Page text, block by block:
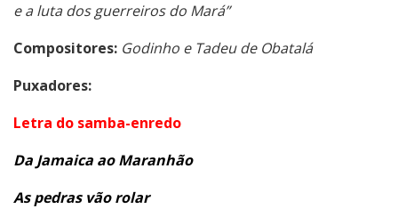
e a luta dos guerreiros do Mará”
Compositores: Godinho e Tadeu de Obatalá
Puxadores:
Letra do samba-enredo
Da Jamaica ao Maranhão
As pedras vão rolar